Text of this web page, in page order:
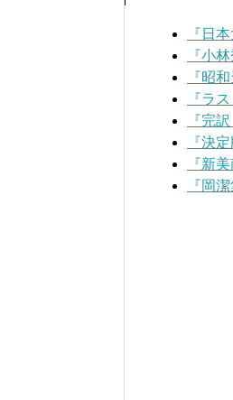
『日
『小
『昭
『ラ
『完
『決
『新
『岡